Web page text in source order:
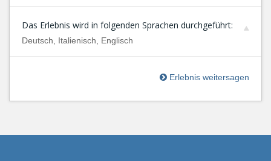
Das Erlebnis wird in folgenden Sprachen durchgeführt:
Deutsch, Italienisch, Englisch
Erlebnis weitersagen